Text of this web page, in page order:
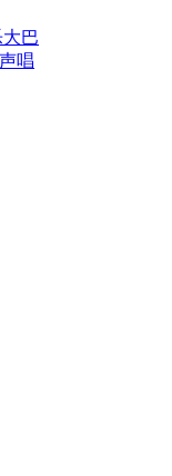
巴
唱